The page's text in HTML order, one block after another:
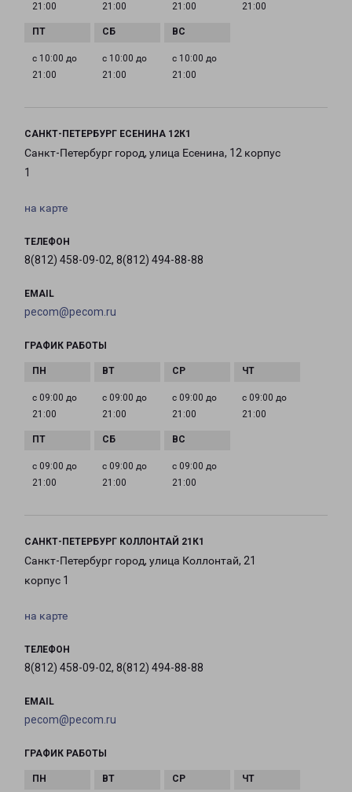
21:00
21:00
21:00
21:00
с 10:00 до
21:00
с 10:00 до
21:00
с 10:00 до
21:00
САНКТ-ПЕТЕРБУРГ ЕСЕНИНА 12К1
Санкт-Петербург город, улица Есенина, 12 корпус
1
на карте
ТЕЛЕФОН
8(812) 458-09-02, 8(812) 494-88-88
EMAIL
pecom@pecom.ru
ГРАФИК РАБОТЫ
с 09:00 до
21:00
с 09:00 до
21:00
с 09:00 до
21:00
с 09:00 до
21:00
с 09:00 до
21:00
с 09:00 до
21:00
с 09:00 до
21:00
САНКТ-ПЕТЕРБУРГ КОЛЛОНТАЙ 21К1
Санкт-Петербург город, улица Коллонтай, 21
корпус 1
на карте
ТЕЛЕФОН
8(812) 458-09-02, 8(812) 494-88-88
EMAIL
pecom@pecom.ru
ГРАФИК РАБОТЫ